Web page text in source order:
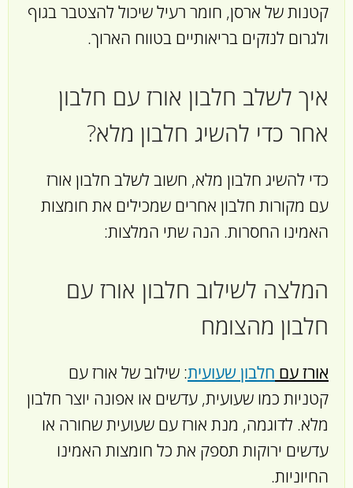
קטנות של ארסן, חומר רעיל שיכול להצטבר בגוף
ולגרום לנזקים בריאותיים בטווח הארוך.
איך לשלב חלבון אורז עם חלבון
אחר כדי להשיג חלבון מלא?
כדי להשיג חלבון מלא, חשוב לשלב חלבון אורז
עם מקורות חלבון אחרים שמכילים את חומצות
האמינו החסרות. הנה שתי המלצות:
המלצה לשילוב חלבון אורז עם
חלבון מהצומח
אורז עם חלבון שעועית: שילוב של אורז עם
קטניות כמו שעועית, עדשים או אפונה יוצר חלבון
מלא. לדוגמה, מנת אורז עם שעועית שחורה או
עדשים ירוקות תספק את כל חומצות האמינו
החיוניות.